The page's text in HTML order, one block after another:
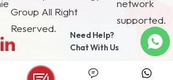
Group All Right
Reserved.
network
supported.
Need Help?
Chat With Us